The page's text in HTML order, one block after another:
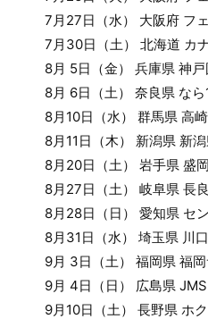
7月27日（水） 大阪府 フ
7月30日（土） 北海道 カ
8月 5日（金） 兵庫県 神
8月 6日（土） 奈良県 な
8月10日（水） 群馬県 高
8月11日（木） 新潟県 新
8月20日（土） 岩手県 盛
8月27日（土） 岐阜県 長
8月28日（日） 愛知県 セ
8月31日（水） 埼玉県 川
9月 3日（土） 福岡県 福
9月 4日（日） 広島県
9月10日（土） 長野県 ホ